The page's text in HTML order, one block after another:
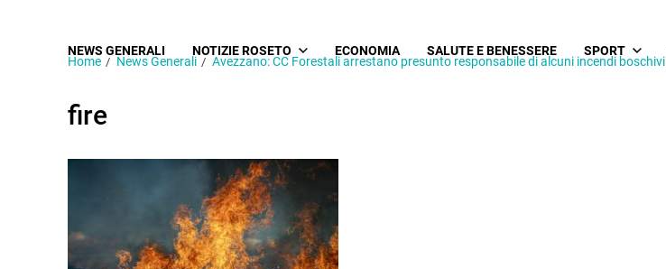
NEWS GENERALI NOTIZIE ROSETO ECONOMIA SALUTE E BENESSERE SPORT
Home News Generali Avezzano: CC Forestali arrestano presunto responsabile di alcuni incendi boschivi
fire